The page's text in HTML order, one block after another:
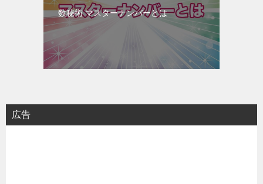
数秘術 マスターナンバーとは
広告